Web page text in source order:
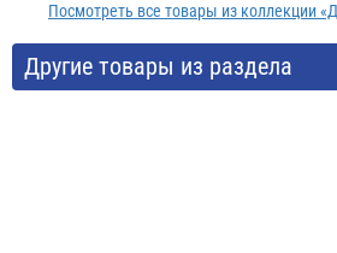
Посмотреть все товары из коллекции
Другие товары из раздела